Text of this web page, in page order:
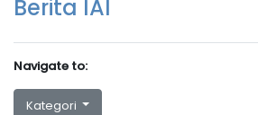
Berita IAI
Navigate to:
Kategori